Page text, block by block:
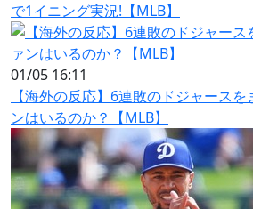
で1イニング実況!【MLB】
01/05 16:11
【海外の反応】6連敗のドジャース
ンはいるのか？【MLB】